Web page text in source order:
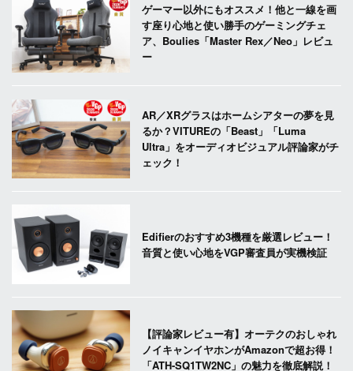
ゲーマー以外にもオススメ！他と一線を画
す座り心地と使い勝手のゲーミングチェ
ア、Boulies「Master Rex／Neo」レビュ
ー
AR／XRグラスはホームシアターの夢を見
るか？VITUREの「Beast」「Luma
Ultra」をオーディオビジュアル評論家がチ
ェック！
Edifierのおすすめ3機種を厳選レビュー！
音質と使い心地をVGP審査員が実機検証
【評論家レビュー有】オーテクのおしゃれ
ノイキャンイヤホンがAmazonで超お得！
「ATH-SQ1TW2NC」の魅力を徹底解説！